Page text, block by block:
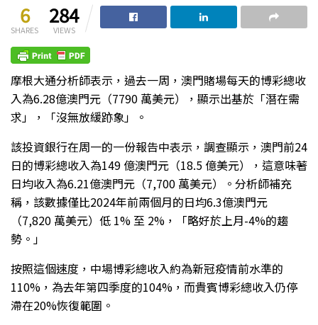
6
SHARES
284
VIEWS
摩根大通分析師表示，過去一周，澳門賭場每天的博彩總收
入為6.28億澳門元（7790 萬美元），顯示出基於「潛在需
求」，「沒無放緩跡象」。
該投資銀行在周一的一份報告中表示，調查顯示，澳門前24
日的博彩總收入為149 億澳門元（18.5 億美元），這意味著
日均收入為6.21億澳門元（7,700 萬美元）。分析師補充
稱，該數據僅比2024年前兩個月的日均6.3億澳門元
（7,820 萬美元）低 1% 至 2%，「略好於上月-4%的趨
勢。」
按照這個速度，中場博彩總收入約為新冠疫情前水準的
110%，為去年第四季度的104%，而貴賓博彩總收入仍停
滯在20%恢復範圍。